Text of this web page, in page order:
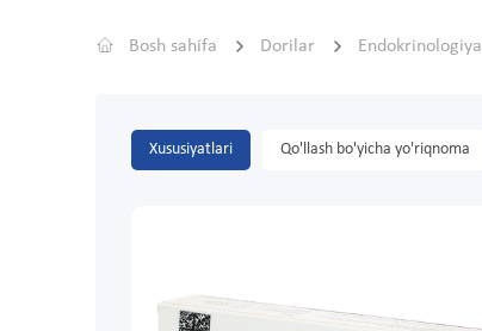
Bosh sahifa Dorilar Endokrinologiya
Xususiyatlari Qo'llash bo'yicha yo'riqnoma